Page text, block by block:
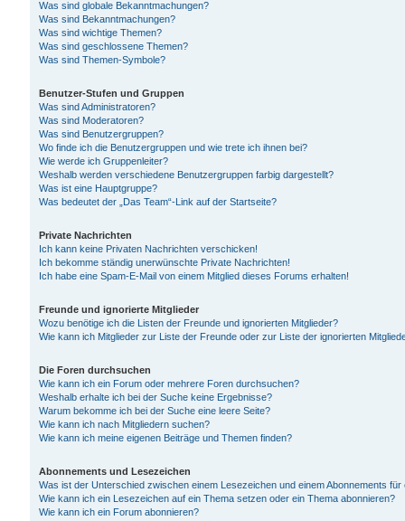
Was sind globale Bekanntmachungen?
Was sind Bekanntmachungen?
Was sind wichtige Themen?
Was sind geschlossene Themen?
Was sind Themen-Symbole?
Benutzer-Stufen und Gruppen
Was sind Administratoren?
Was sind Moderatoren?
Was sind Benutzergruppen?
Wo finde ich die Benutzergruppen und wie trete ich ihnen bei?
Wie werde ich Gruppenleiter?
Weshalb werden verschiedene Benutzergruppen farbig dargestellt?
Was ist eine Hauptgruppe?
Was bedeutet der „Das Team“-Link auf der Startseite?
Private Nachrichten
Ich kann keine Privaten Nachrichten verschicken!
Ich bekomme ständig unerwünschte Private Nachrichten!
Ich habe eine Spam-E-Mail von einem Mitglied dieses Forums erhalten!
Freunde und ignorierte Mitglieder
Wozu benötige ich die Listen der Freunde und ignorierten Mitglieder?
Wie kann ich Mitglieder zur Liste der Freunde oder zur Liste der ignorierten
Die Foren durchsuchen
Wie kann ich ein Forum oder mehrere Foren durchsuchen?
Weshalb erhalte ich bei der Suche keine Ergebnisse?
Warum bekomme ich bei der Suche eine leere Seite?
Wie kann ich nach Mitgliedern suchen?
Wie kann ich meine eigenen Beiträge und Themen finden?
Abonnements und Lesezeichen
Was ist der Unterschied zwischen einem Lesezeichen und einem Abonnements
Wie kann ich ein Lesezeichen auf ein Thema setzen oder ein Thema abonnieren?
Wie kann ich ein Forum abonnieren?